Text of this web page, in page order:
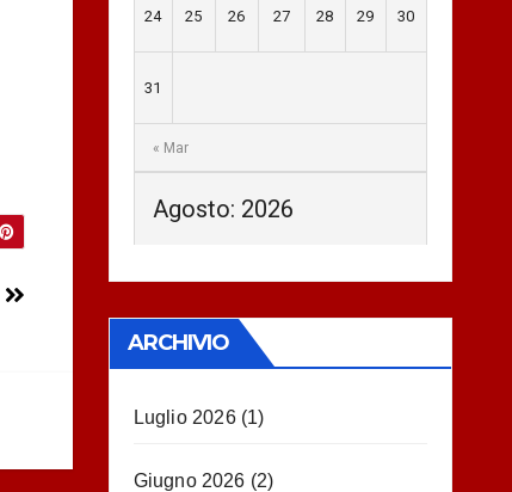
Agosto: 2026
« Mar
24 25 26 27 28 29 30
31
ARCHIVIO
Luglio 2026(1)
Giugno 2026 (2)